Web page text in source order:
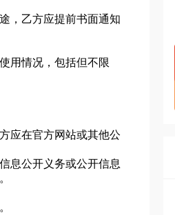
，乙方应提前书面通知
用情况，包括但不限
应在官方网站或其他公
息公开义务或公开信息